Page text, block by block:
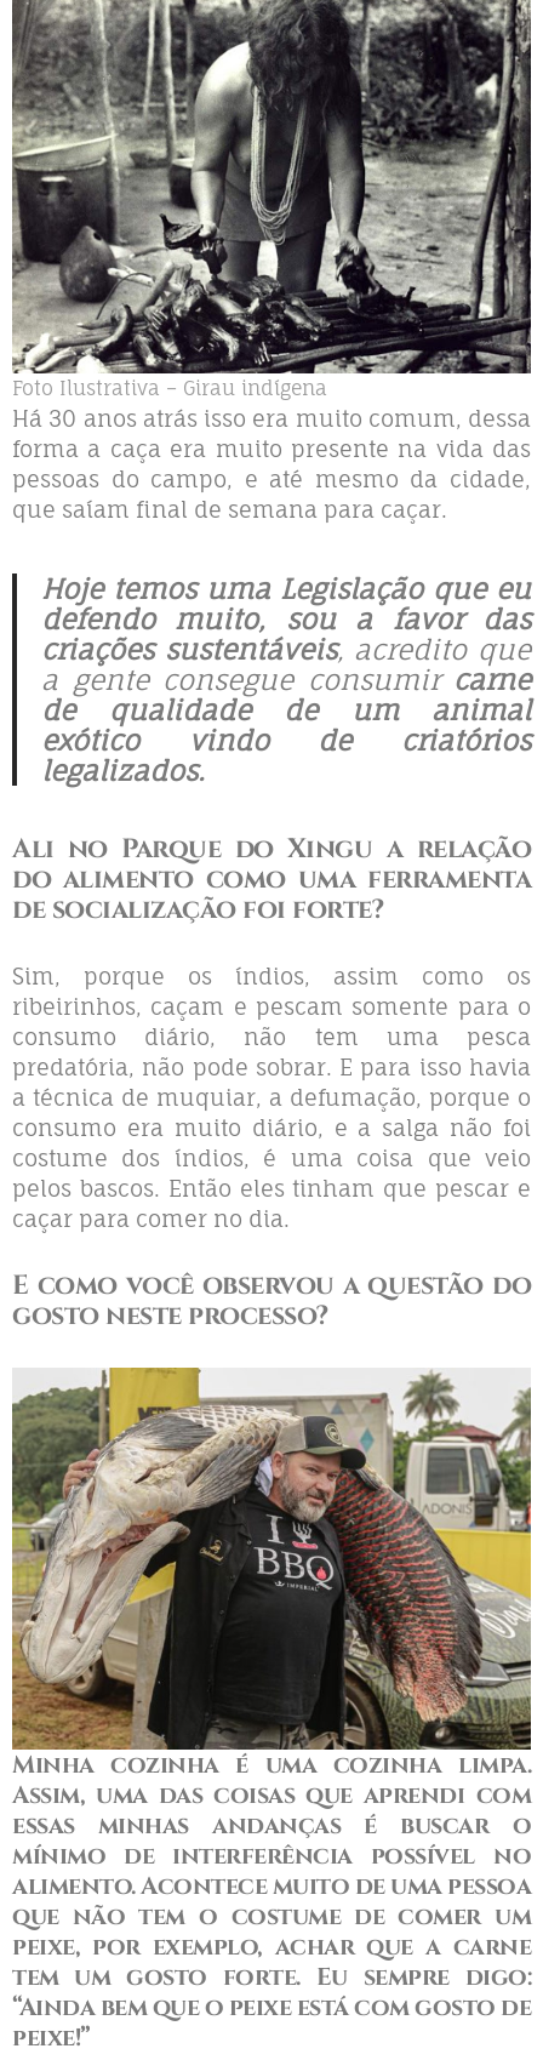
Foto Ilustrativa – Girau indígena
Há 30 anos atrás isso era muito comum, dessa
forma a caça era muito presente na vida das
pessoas do campo, e até mesmo da cidade,
que saíam final de semana para caçar.
Hoje temos uma Legislação que eu
defendo muito, sou a favor das
criações sustentáveis, acredito que
a gente consegue consumir carne
de qualidade de um animal
exótico vindo de criatórios
legalizados.
Ali no Parque do Xingu a relação
do alimento como uma ferramenta
de socialização foi forte?
Sim, porque os índios, assim como os
ribeirinhos, caçam e pescam somente para o
consumo diário, não tem uma pesca
predatória, não pode sobrar. E para isso havia
a técnica de muquiar, a defumação, porque o
consumo era muito diário, e a salga não foi
costume dos índios, é uma coisa que veio
pelos bascos. Então eles tinham que pescar e
caçar para comer no dia.
E como você observou a questão do
gosto neste processo?
Minha cozinha é uma cozinha limpa.
Assim, uma das coisas que aprendi com
essas minhas andanças ébuscar o
mínimo de interferência possível no
alimento. Acontece muito de uma pessoa
que não tem o costume de comer um
peixe, por exemplo, achar que a carne
tem um gosto forte. Eu sempre digo:
“Ainda bem que o peixe está com gosto de
peixe!”